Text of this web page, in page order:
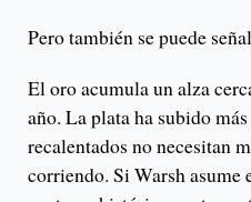
Pero también se puede
El oro acumula un alza
año. La plata ha subido
recalentados no necesitan
corriendo. Si Warsh asume